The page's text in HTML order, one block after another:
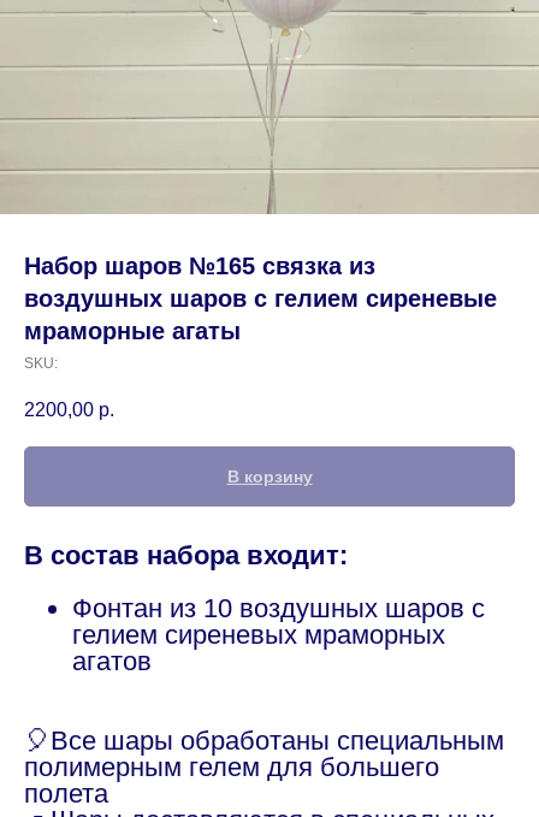
Набор шаров №165 связка из
воздушных шаров с гелием сиреневые
мраморные агаты
SKU:
2200,00 р.
В корзину
В состав набора входит:
Фонтан из 10 воздушных шаров с
гелием сиреневых мраморных
агатов
🎈Все шары обработаны специальным
полимерным гелем для большего
полета